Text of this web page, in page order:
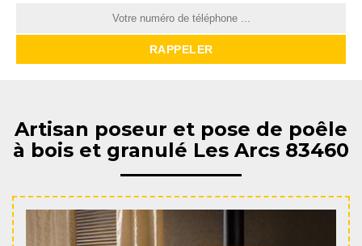
Artisan poseur et pose de poêle
à bois et granulé Les Arcs 83460